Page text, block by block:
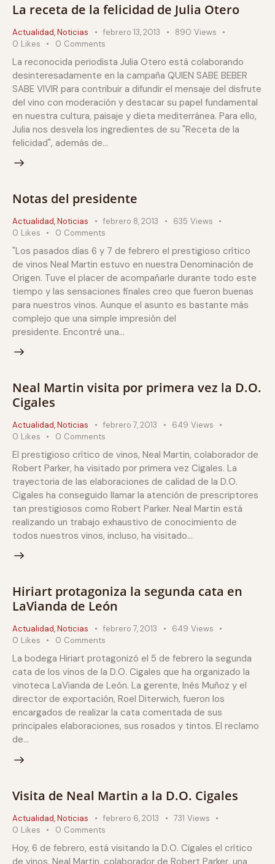
La receta de la felicidad de Julia Otero
Actualidad,Noticias febrero 13, 2013 890 Views
0 Likes 0 Comments
La reconocida periodista Julia Otero está colaborando
desinteresadamente en la campaña QUIEN SABE BEBER
SABE VIVIR para contribuir a difundir el mensaje del disfrute
del vino con moderación y destacar su papel fundamental
en nuestra cultura, paisaje y dieta mediterránea. Para ello,
Julia nos desvela los ingredientes de su "Receta de la
felicidad", además de…
Notas del presidente
Actualidad,Noticias febrero 8, 2013 635 Views
0 Likes 0 Comments
"Los pasados días 6 y 7 de febrero el prestigioso crítico
de vinos Neal Martin estuvo en nuestra Denominación de
Origen. Tuve el placer de acompañarle durante todo este
tiempo y las sensaciones finales creo que fueron buenas
para nuestros vinos. Aunque el asunto es bastante más
complejo que una simple impresión del
presidente. Encontré una…
Neal Martin visita por primera vez la D.O.
Cigales
Actualidad,Noticias febrero 7, 2013 649 Views
0 Likes 0 Comments
El prestigioso crítico de vinos, Neal Martin, colaborador de
Robert Parker, ha visitado por primera vez Cigales. La
trayectoria de las elaboraciones de calidad de la D.O.
Cigales ha conseguido llamar la atención de prescriptores
tan prestigiosos como Robert Parker. Neal Martin está
realizando un trabajo exhaustivo de conocimiento de
todos nuestros vinos, incluso, ha visitado…
Hiriart protagoniza la segunda cata en
LaVianda de León
Actualidad,Noticias febrero 7, 2013 649 Views
0 Likes 0 Comments
La bodega Hiriart protagonizó el 5 de febrero la segunda
cata de los vinos de la D.O. Cigales que ha organizado la
vinoteca LaVianda de León. La gerente, Inés Muñoz y el
director de exportación, Roel Diterwich, fueron los
encargados de realizar la cata comentada de sus
principales elaboraciones, sus rosados y tintos. El reclamo
de…
Visita de Neal Martin a la D.O. Cigales
Actualidad,Noticias febrero 6, 2013 731 Views
0 Likes 0 Comments
Hoy, 6 de febrero, está visitando la D.O. Cigales el crítico
de vinos, Neal Martin, colaborador de Robert Parker, una